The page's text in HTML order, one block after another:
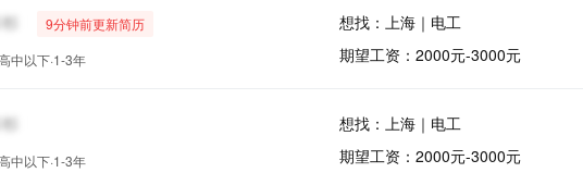
9分钟前更新简历
中以下·1-3年
想找：上海｜电工
期望工资：2000元-3000元
中以下·1-3年
想找：上海｜电工
期望工资：2000元-3000元